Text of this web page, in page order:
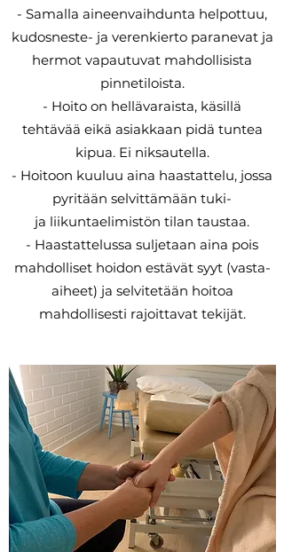
- Samalla aineenvaihdunta helpottuu,
kudosneste- ja verenkierto paranevat ja
hermot vapautuvat mahdollisista
pinnetiloista.
- Hoito on hellävaraista, käsillä
tehtävää eikä asiakkaan pidä tuntea
kipua. Ei niksautella.
- Hoitoon kuuluu aina haastattelu, jossa
pyritään selvittämään tuki-
ja liikuntaelimistön tilan taustaa.
- Haastattelussa suljetaan aina pois
mahdolliset hoidon estävät syyt (vasta-
aiheet) ja selvitetään hoitoa
mahdollisesti rajoittavat tekijät.